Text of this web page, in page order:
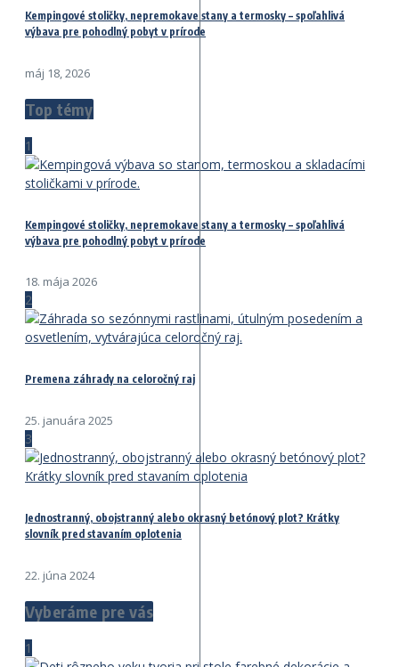
Kempingové stoličky, nepremokave stany a termosky – spoľahlivá
výbava pre pohodlný pobyt v prírode
máj 18, 2026
Top témy
1
Kempingové stoličky, nepremokave stany a termosky – spoľahlivá
výbava pre pohodlný pobyt v prírode
18. mája 2026
2
Premena záhrady na celoročný raj
25. januára 2025
3
Jednostranný, obojstranný alebo okrasný betónový plot? Krátky
slovník pred stavaním oplotenia
22. júna 2024
Vyberáme pre vás
1